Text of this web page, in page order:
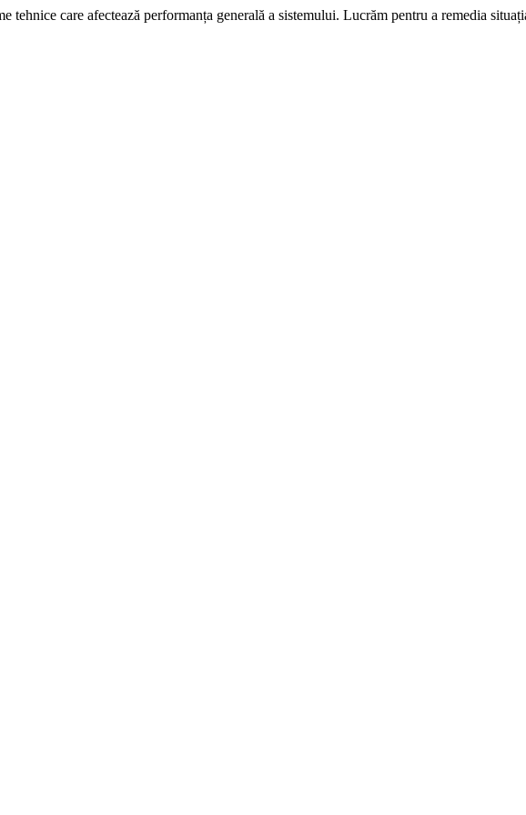
tehnice care afectează performanța generală a sistemului. Lucrăm pentru a remedia